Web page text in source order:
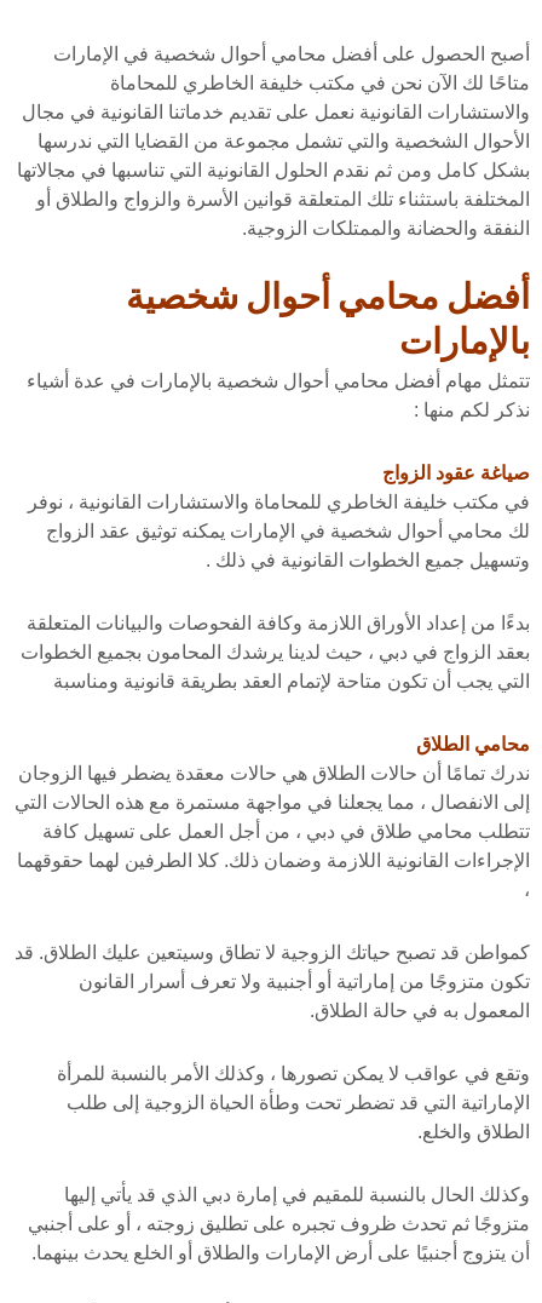
أصبح الحصول على أفضل محامي أحوال شخصية في الإمارات
متاحًا لك الآن نحن في مكتب خليفة الخاطري للمحاماة
والاستشارات القانونية نعمل على تقديم خدماتنا القانونية في مجال
الأحوال الشخصية والتي تشمل مجموعة من القضايا التي ندرسها
بشكل كامل ومن ثم نقدم الحلول القانونية التي تناسبها في مجالاتها
المختلفة باستثناء تلك المتعلقة قوانين الأسرة والزواج والطلاق أو
النفقة والحضانة والممتلكات الزوجية.
أفضل محامي أحوال شخصية
بالإمارات
تتمثل مهام أفضل محامي أحوال شخصية بالإمارات في عدة أشياء
نذكر لكم منها :
صياغة عقود الزواج
في مكتب خليفة الخاطري للمحاماة والاستشارات القانونية ، نوفر
لك محامي أحوال شخصية في الإمارات يمكنه توثيق عقد الزواج
وتسهيل جميع الخطوات القانونية في ذلك .
بدءًا من إعداد الأوراق اللازمة وكافة الفحوصات والبيانات المتعلقة
بعقد الزواج في دبي ، حيث لدينا يرشدك المحامون بجميع الخطوات
التي يجب أن تكون متاحة لإتمام العقد بطريقة قانونية ومناسبة
محامي الطلاق
ندرك تمامًا أن حالات الطلاق هي حالات معقدة يضطر فيها الزوجان
إلى الانفصال ، مما يجعلنا في مواجهة مستمرة مع هذه الحالات التي
تتطلب محامي طلاق في دبي ، من أجل العمل على تسهيل كافة
الإجراءات القانونية اللازمة وضمان ذلك. كلا الطرفين لهما حقوقهما
،
كمواطن قد تصبح حياتك الزوجية لا تطاق وسيتعين عليك الطلاق. قد
تكون متزوجًا من إماراتية أو أجنبية ولا تعرف أسرار القانون
المعمول به في حالة الطلاق.
وتقع في عواقب لا يمكن تصورها ، وكذلك الأمر بالنسبة للمرأة
الإماراتية التي قد تضطر تحت وطأة الحياة الزوجية إلى طلب
الطلاق والخلع.
وكذلك الحال بالنسبة للمقيم في إمارة دبي الذي قد يأتي إليها
متزوجًا ثم تحدث ظروف تجبره على تطليق زوجته ، أو على أجنبي
أن يتزوج أجنبيًا على أرض الإمارات والطلاق أو الخلع يحدث بينهما.